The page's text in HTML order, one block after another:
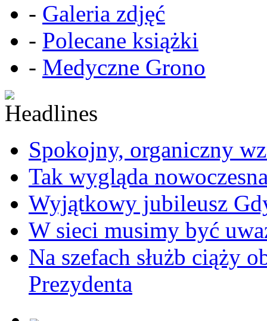
- Galeria zdjęć
- Polecane książki
- Medyczne Grono
Spokojny, organiczny
Tak wygląda
Wyjątkowy jubileusz
W sieci musimy być
Na szefach służb ciąży
Prezydenta